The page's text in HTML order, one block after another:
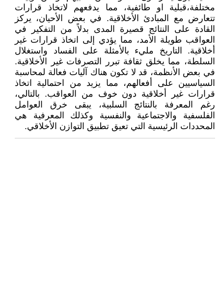
مختلفة،قبلية او طائفية، مما يدفعهم لاتخاذ قرارات
تتعارض مع المبادئ الأخلاقية. في بعض الأحيان، يركز
القادة على النتائج قصيرة المدى بدلاً من التفكير في
العواقب طويلة الأمد، مما يؤدي إلى اتخاذ قرارات غير
أخلاقية. التاريخ مليء بالأمثلة على الفساد واستغلال
السلطة، مما يخلق ثقافة تبرر التصرفات غير الأخلاقية.
في بعض الأنظمة، قد لا تكون هناك آليات فعالة لمحاسبة
السياسيين على أفعالهم، مما يزيد من احتمالية اتخاذ
قرارات غير أخلاقية دون خوف من العواقب. بالتالي،
رغم المعرفة بالنتائج السلبية، يبقى خرق العوامل
الفلسفية والاجتماعية والنفسية وكذلك المعرفية هي
المحددات الرئيسية التي تعيق تطبيق التوازن الأخلاقي.